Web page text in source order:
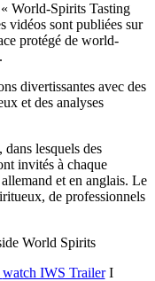
World-Spirits Tasting
vidéos sont publiées sur
protégé de world-
divertissantes avec des
et des analyses
lesquels des
invités à chaque
et en anglais. Le
de professionnels
World Spirits
watch IWS TrailerI